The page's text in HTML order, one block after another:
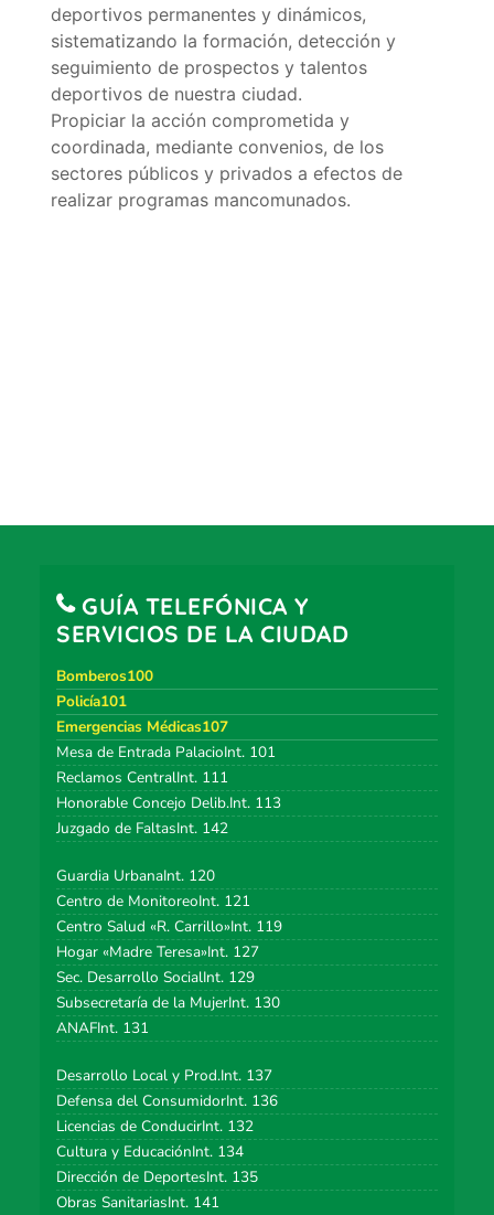
deportivos permanentes y dinámicos,
sistematizando la formación, detección y
seguimiento de prospectos y talentos
deportivos de nuestra ciudad.
Propiciar la acción comprometida y
coordinada, mediante convenios, de los
sectores públicos y privados a efectos de
realizar programas mancomunados.
GUÍA TELEFÓNICA Y
SERVICIOS DE LA CIUDAD
Bomberos100
Policía101
Emergencias Médicas107
Mesa de Entrada PalacioInt. 101
Reclamos CentralInt. 111
Honorable Concejo Delib.Int. 113
Juzgado de FaltasInt. 142
Guardia UrbanaInt. 120
Centro de MonitoreoInt. 121
Centro Salud «R. Carrillo»Int. 119
Hogar «Madre Teresa»Int. 127
Sec. Desarrollo SocialInt. 129
Subsecretaría de la MujerInt. 130
ANAFInt. 131
Desarrollo Local y Prod.Int. 137
Defensa del ConsumidorInt. 136
Licencias de ConducirInt. 132
Cultura y EducaciónInt. 134
Dirección de DeportesInt. 135
Obras SanitariasInt. 141